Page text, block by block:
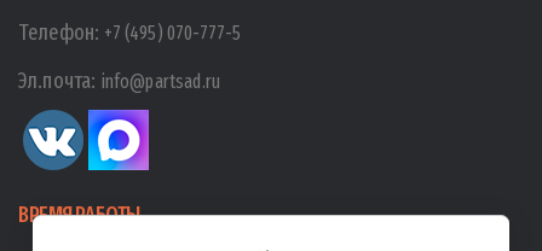
Телефон: +7 (495) 070-777-5
Эл.почта: info@partsad.ru
ВРЕМЯ РАБОТЫ